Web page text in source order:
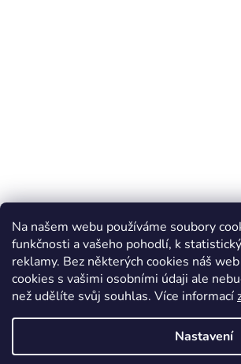
Na našem webu používáme soubory
funkčnosti a vašeho pohodlí, k
reklamy. Bez některých cookies náš
cookies s vašimi osobními údaji ale
než udělíte svůj souhlas. Více informací
Nastavení